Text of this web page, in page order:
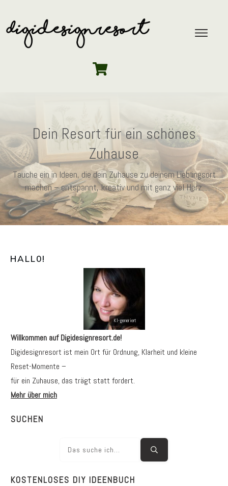
Dein Resort für ein schönes
Zuhause
Tauche ein in Ideen, die dein Zuhause zu deinem Lieblingsort
machen – entspannt, kreativ und mit ganz viel Herz.
HALL0!
Willkommen auf Digidesignresort.de!
Digidesignresort ist mein Ort für Ordnung, Klarheit und kleine
Reset-Momente –
für ein Zuhause, das trägt statt fordert.
Mehr über mich
SUCHEN
KOSTENLOSES DIY IDEENBUCH